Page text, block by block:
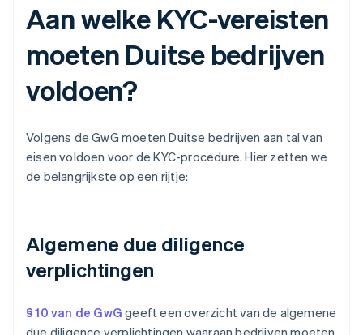
Aan welke KYC-vereisten
moeten Duitse bedrijven
voldoen?
Volgens de GwG moeten Duitse bedrijven aan tal van
eisen voldoen voor de KYC-procedure. Hier zetten we
de belangrijkste op een rijtje:
Algemene due diligence
verplichtingen
§ 10 van de GwG geeft een overzicht van de algemene